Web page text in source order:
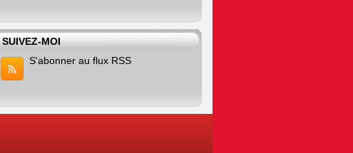
SUIVEZ-MOI
S'abonner au flux RSS